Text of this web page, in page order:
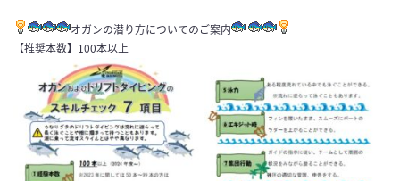
オガンの潜り方についてのご案内
【推奨本数】100本以上